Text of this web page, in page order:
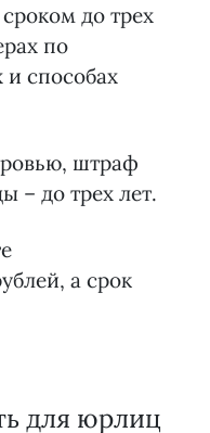
до трех
по
способах
штраф
– до трех лет.
а срок
для юрлиц